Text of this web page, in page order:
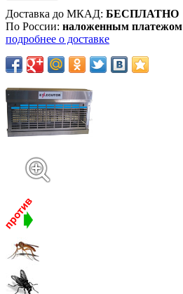
Доставка до МКАД: БЕСПЛАТНО
По России: наложенным платежом
подробнее о доставке